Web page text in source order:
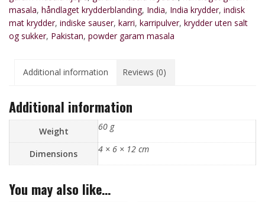
masala, håndlaget krydderblanding, India, India krydder, indisk
mat krydder, indiske sauser, karri, karripulver, krydder uten salt
og sukker, Pakistan, powder garam masala
Additional information Reviews (0)
Additional information
Weight 60 g
Dimensions 4 × 6 × 12 cm
You may also like…